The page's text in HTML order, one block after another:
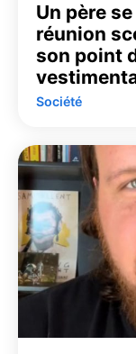
Un père
réunion
son point
Société